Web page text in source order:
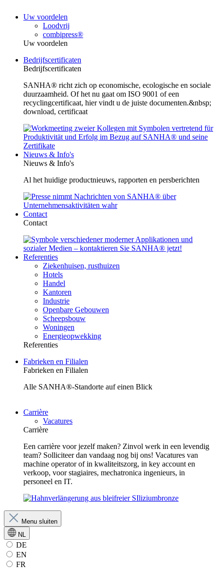
Uw voordelen
Loodvrij
combipress®
Uw voordelen
Bedrijfscertificaten
Bedrijfscertificaten
SANHA® richt zich op economische, ecologische en sociale
duurzaamheid. Of het nu gaat om ISO 9001 of een
recyclingcertificaat, hier vindt u de juiste documenten.&nbsp;
download, certificaat
Nieuws & Info's
Nieuws & Info's
Al het huidige productnieuws, rapporten en persberichten
Contact
Contact
Referenties
Ziekenhuisen, rusthuizen
Hotels
Handel
Kantoren
Industrie
Openbare Gebouwen
Scheepsbouw
Woningen
Energieopwekking
Referenties
Fabrieken en Filialen
Fabrieken en Filialen
Alle SANHA®-Standorte auf einen Blick
Carrière
Vacatures
Carrière
Een carrière voor jezelf maken? Zinvol werk in een levendig
team? Solliciteer dan vandaag nog bij ons! Vacatures van
machine operator of in kwaliteitszorg, in key account en
verkoop, voor stagiaires, mechatronica ingenieurs, in
personeel en IT.
Menu sluiten
NL
DE
EN
FR